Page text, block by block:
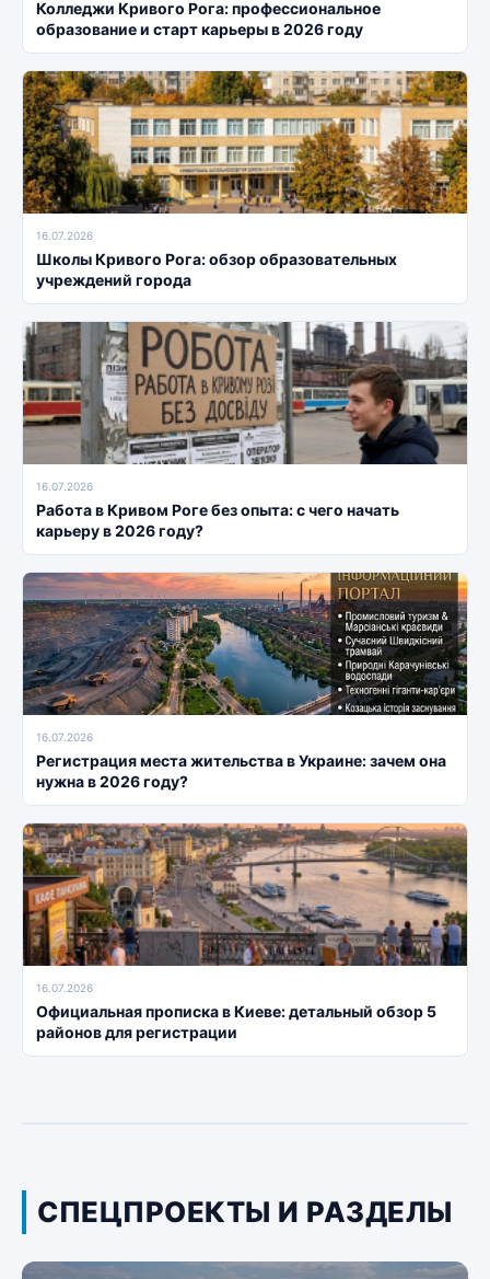
Колледжи Кривого Рога: профессиональное
образование и старт карьеры в 2026 году
16.07.2026
Школы Кривого Рога: обзор образовательных
учреждений города
16.07.2026
Работа в Кривом Роге без опыта: с чего начать
карьеру в 2026 году?
16.07.2026
Регистрация места жительства в Украине: зачем она
нужна в 2026 году?
16.07.2026
Официальная прописка в Киеве: детальный обзор 5
районов для регистрации
СПЕЦПРОЕКТЫ И РАЗДЕЛЫ